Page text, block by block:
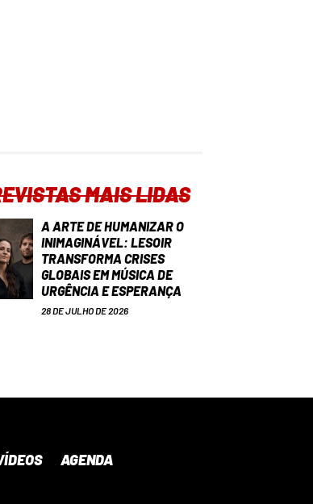
MAIS LIDAS
A ARTE DE HUMANIZAR O
INIMAGINÁVEL: LESOIR
TRANSFORMA CRISES
GLOBAIS EM MÚSICA DE
URGÊNCIA E ESPERANÇA
28 DE JULHO DE 2026
AGENDA